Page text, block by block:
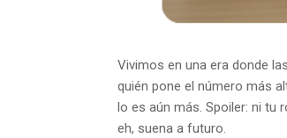
Vivimos en una era donde
quién pone el número más
lo es aún más. Spoiler: ni tu
eh, suena a futuro.